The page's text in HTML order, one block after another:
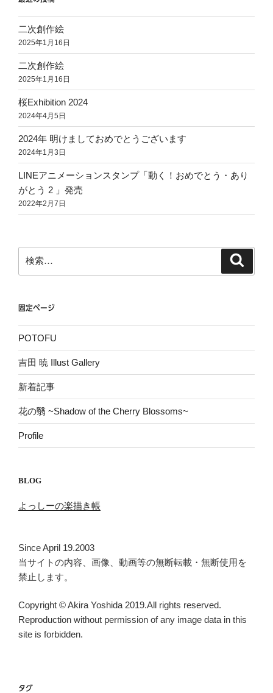
ン
二次創作絵
2025年1月16日
二次創作絵
2025年1月16日
桜Exhibition 2024
2024年4月5日
2024年 明けましておめでとうございます
2024年1月3日
LINEアニメーションスタンプ「動く！おめでとう・あり
がとう 2 」発売
2022年2月7日
索:
固定ページ
POTOFU
吉田 暁 Illust Gallery
新着記事
花の翳 ~Shadow of the Cherry Blossoms~
Profile
BLOG
よっしーの楽描き帳
Since April 19.2003
当サイトの内容、画像、動画等の無断転載・無断使用を
禁止します。
Copyright © Akira Yoshida 2019.All rights reserved.
Reproduction without permission of any image data in this
site is forbidden.
タグ